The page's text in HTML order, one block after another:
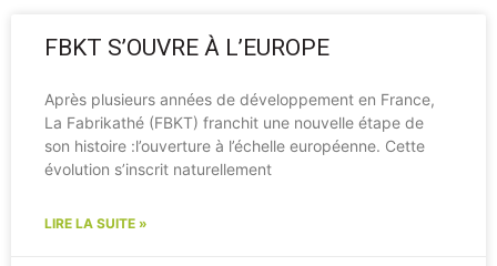
FBKT S’OUVRE À L’EUROPE
Après plusieurs années de développement en France,
La Fabrikathé (FBKT) franchit une nouvelle étape de
son histoire :l’ouverture à l’échelle européenne. Cette
évolution s’inscrit naturellement
LIRE LA SUITE »